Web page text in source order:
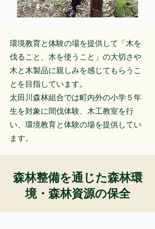
環境教育と体験の場を提供して「木を
伐ること、木を使うこと」の大切さや
木と木製品に親しみを感じてもらうこ
とを目指してい ます。
太田川森林組合では町内外の小学５年
生を対象に間伐体験、木工教室を行
い、環境教育と体験の場を提供してい
ます。
森林整備を通じた森林環
境・森林資源の保全